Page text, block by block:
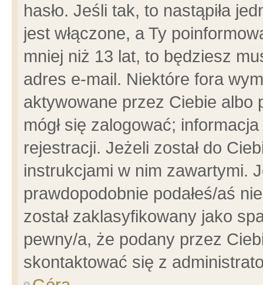
hasło. Jeśli tak, to nastąpiła
jest włączone, a Ty
mniej niż 13 lat, to będziesz
adres e-mail. Niektóre fora
aktywowane przez Ciebie albo
mógł się zalogować;
rejestracji. Jeżeli został do
instrukcjami w nim zawartymi.
prawdopodobnie podałeś/aś
został zaklasyfikowany jako
pewny/a, że podany przez
skontaktować się z